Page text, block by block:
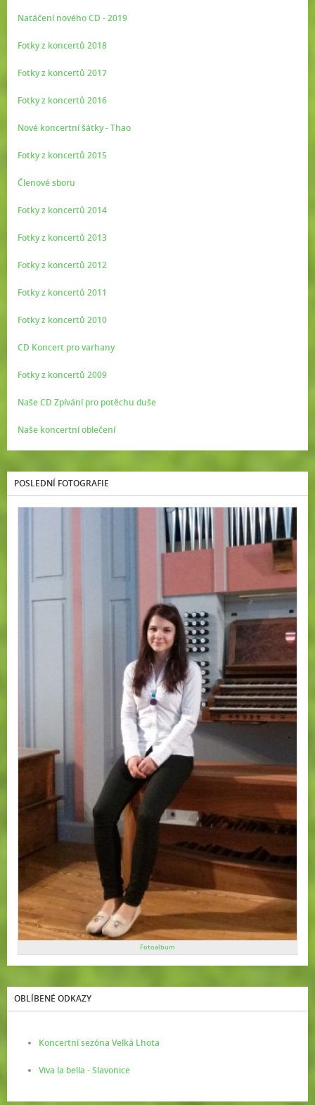
Natáčení nového CD - 2019
Fotky z koncertů 2018
Fotky z koncertů 2017
Fotky z koncertů 2016
Nové koncertní šátky - Thao
Fotky z koncertů 2015
Členové sboru
Fotky z koncertů 2014
Fotky z koncertů 2013
Fotky z koncertů 2012
Fotky z koncertů 2011
Fotky z koncertů 2010
CD Koncert pro varhany
Fotky z koncertů 2009
Naše CD Zpívání pro potěchu duše
Naše koncertní oblečení
POSLEDNÍ FOTOGRAFIE
Fotoalbum
OBLÍBENÉ ODKAZY
Koncertní sezóna Velká Lhota
Viva la bella - Slavonice